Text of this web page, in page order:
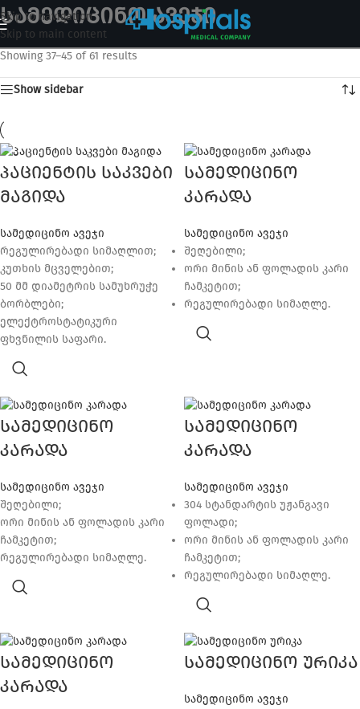
Skip to navigation
Skip to main content
სამედიცინო ავეჯი
Showing 37–45 of 61 results
Show sidebar
პაციენტის საკვები
მაგიდა
სამედიცინო ავეჯი
რეგულირებადი სიმაღლით;
კუთხის მცველებით;
50 მმ დიამეტრის სამუხრუჭე
ბორბლები;
ელექტროსტატიკური
ფხვნილის საფარი.
სამედიცინო
კარადა
სამედიცინო ავეჯი
შეღებილი;
ორი მინის ან ფოლადის კარი
ჩამკეტით;
რეგულირებადი სიმაღლე.
სამედიცინო
კარადა
სამედიცინო ავეჯი
შეღებილი;
ორი მინის ან ფოლადის კარი
ჩამკეტით;
რეგულირებადი სიმაღლე.
სამედიცინო
კარადა
სამედიცინო ავეჯი
304 სტანდარტის უჟანგავი
ფოლადი;
ორი მინის ან ფოლადის კარი
ჩამკეტით;
რეგულირებადი სიმაღლე.
სამედიცინო
კარადა
სამედიცინო ურიკა
სამედიცინო ავეჯი